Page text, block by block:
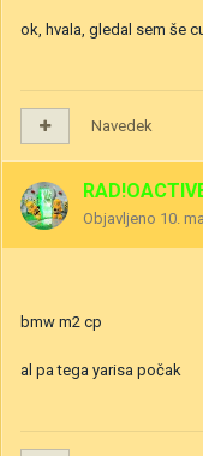
ok, hvala, gledal sem še
Navedek
Objavljeno 10.
bmw m2 cp
al pa tega yarisa počak